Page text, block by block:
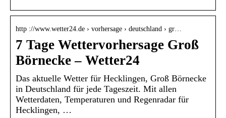
http ://www.wetter24.de › vorhersage › deutschland › gr…
7 Tage Wettervorhersage Groß
Börnecke – Wetter24
Das aktuelle Wetter für Hecklingen, Groß Börnecke
in Deutschland für jede Tageszeit. Mit allen
Wetterdaten, Temperaturen und Regenradar für
Hecklingen, …